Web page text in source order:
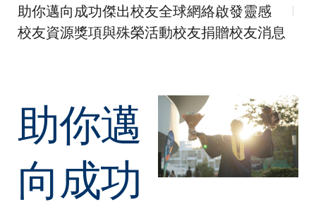
助你邁向成功傑出校友全球網絡啟發靈感
校友資源獎項與殊榮活動校友捐贈校友消息
助你邁
向成功